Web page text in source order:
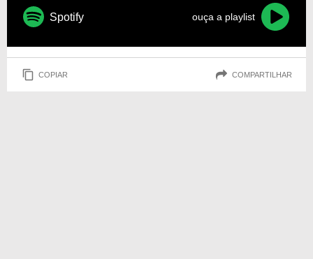
Spotify ouça a playlist
COPIAR COMPARTILHAR